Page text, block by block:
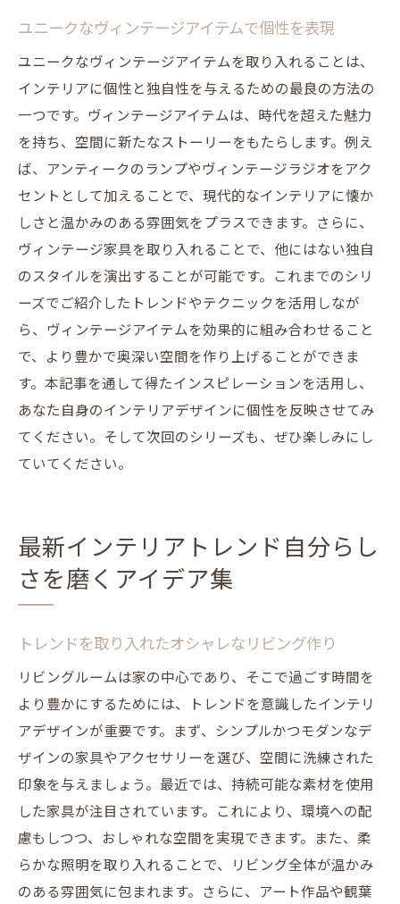
ユニークなヴィンテージアイテムで個性を表現
ユニークなヴィンテージアイテムを取り入れることは、
インテリアに個性と独自性を与えるための最良の方法の
一つです。ヴィンテージアイテムは、時代を超えた魅力
を持ち、空間に新たなストーリーをもたらします。例え
ば、アンティークのランプやヴィンテージラジオをアク
セントとして加えることで、現代的なインテリアに懐か
しさと温かみのある雰囲気をプラスできます。さらに、
ヴィンテージ家具を取り入れることで、他にはない独自
のスタイルを演出することが可能です。これまでのシリ
ーズでご紹介したトレンドやテクニックを活用しなが
ら、ヴィンテージアイテムを効果的に組み合わせること
で、より豊かで奥深い空間を作り上げることができま
す。本記事を通して得たインスピレーションを活用し、
あなた自身のインテリアデザインに個性を反映させてみ
てください。そして次回のシリーズも、ぜひ楽しみにし
ていてください。
最新インテリアトレンド自分らし
さを磨くアイデア集
トレンドを取り入れたオシャレなリビング作り
リビングルームは家の中心であり、そこで過ごす時間を
より豊かにするためには、トレンドを意識したインテリ
アデザインが重要です。まず、シンプルかつモダンなデ
ザインの家具やアクセサリーを選び、空間に洗練された
印象を与えましょう。最近では、持続可能な素材を使用
した家具が注目されています。これにより、環境への配
慮もしつつ、おしゃれな空間を実現できます。また、柔
らかな照明を取り入れることで、リビング全体が温かみ
のある雰囲気に包まれます。さらに、アート作品や観葉